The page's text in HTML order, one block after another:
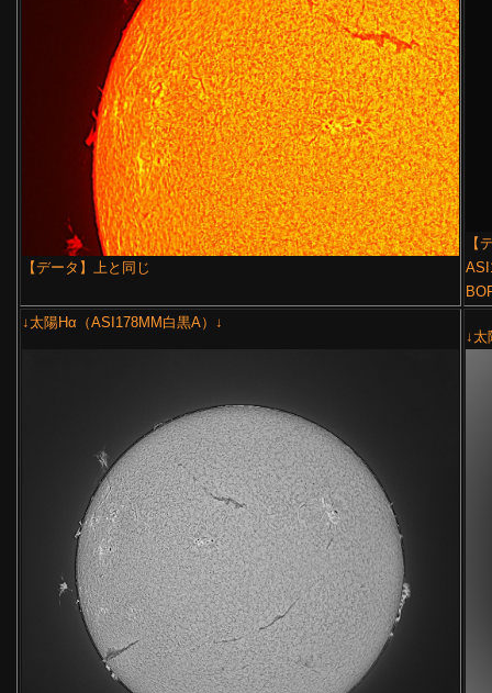
【データ】上と同じ
【
↓太陽Hα（ASI178MM白黒A）↓
↓太